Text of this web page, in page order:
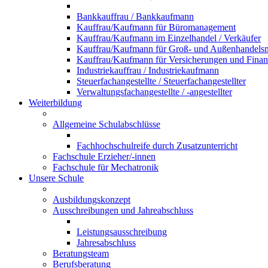
Bankkauffrau / Bankkaufmann
Kauffrau/Kaufmann für Büromanagement
Kauffrau/Kaufmann im Einzelhandel / Verkäufer
Kauffrau/Kaufmann für Groß- und
Kauffrau/Kaufmann für Versicherungen und
Industriekauffrau / Industriekaufmann
Steuerfachangestellte / Steuerfachangestellter
Verwaltungsfachangestellte / -angestellter
Weiterbildung
Allgemeine Schulabschlüsse
Fachhochschulreife durch Zusatzunterricht
Fachschule Erzieher/-innen
Fachschule für Mechatronik
Unsere Schule
Ausbildungskonzept
Ausschreibungen und Jahreabschluss
Leistungsausschreibung
Jahresabschluss
Beratungsteam
Berufsberatung